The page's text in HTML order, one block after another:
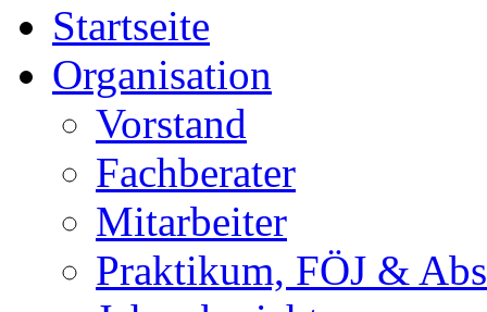
Startseite
Organisation
Vorstand
Fachberater
Mitarbeiter
Praktikum, FÖJ &